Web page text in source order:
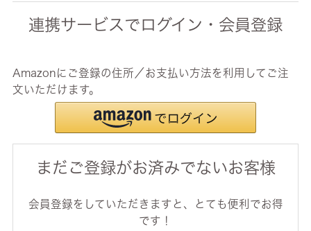
連携サービスでログイン・会員登録
Amazonにご登録の住所／お支払い方法を利用してご注
文いただけます。
まだご登録がお済みでないお客様
会員登録をしていただきますと、とても便利でお得
です！